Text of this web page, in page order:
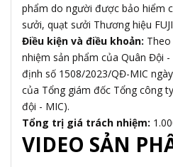
phẩm do người được bảo hiểm
sưởi, quạt sưởi Thương hiệu
Điều kiện và điều khoản:
nhiệm sản phẩm của Quân Đội
định số 1508/2023/QĐ-MIC
của Tổng giám đốc Tổng công
đội - MIC).
Tổng trị giá trách nhiệm:
VIDEO SẢN